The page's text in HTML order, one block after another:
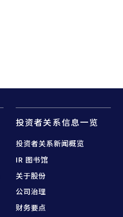
投资者关系信息一览
投资者关系新闻概览
IR 图书馆
关于股份
公司治理
财务要点